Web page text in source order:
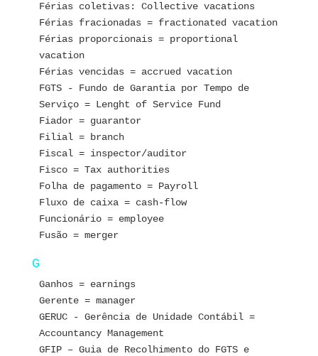
Férias coletivas: Collective vacations
Férias fracionadas = fractionated vacation
Férias proporcionais = proportional
vacation
Férias vencidas = accrued vacation
FGTS - Fundo de Garantia por Tempo de
Serviço = Lenght of Service Fund
Fiador = guarantor
Filial = branch
Fiscal = inspector/auditor
Fisco = Tax authorities
Folha de pagamento = Payroll
Fluxo de caixa = cash-flow
Funcionário = employee
Fusão = merger
G
Ganhos = earnings
Gerente = manager
GERUC - Gerência de Unidade Contábil =
Accountancy Management
GFIP – Guia de Recolhimento do FGTS e